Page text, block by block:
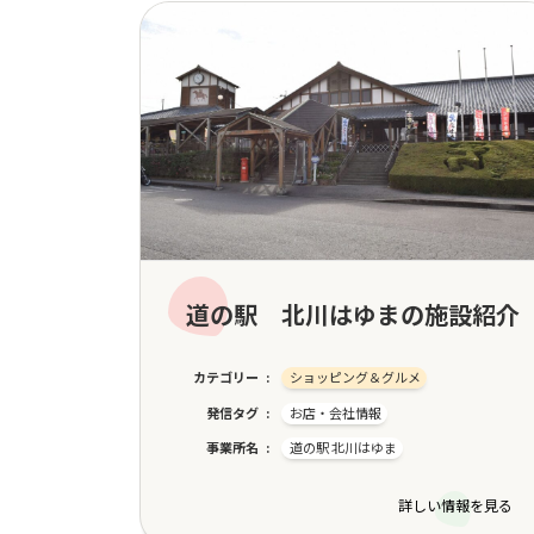
道の駅 北川はゆまの施設紹介
カテゴリー
ショッピング＆グルメ
発信タグ
お店・会社情報
事業所名
道の駅 北川はゆま
詳しい情報を見る